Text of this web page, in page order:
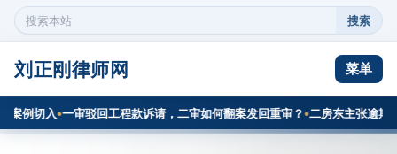
搜
索
本
站
内
容
搜索
刘正刚律师网 菜单
切入 一审驳回工程款诉请，二审如何翻案发回重审？ 二房东主张逾期腾